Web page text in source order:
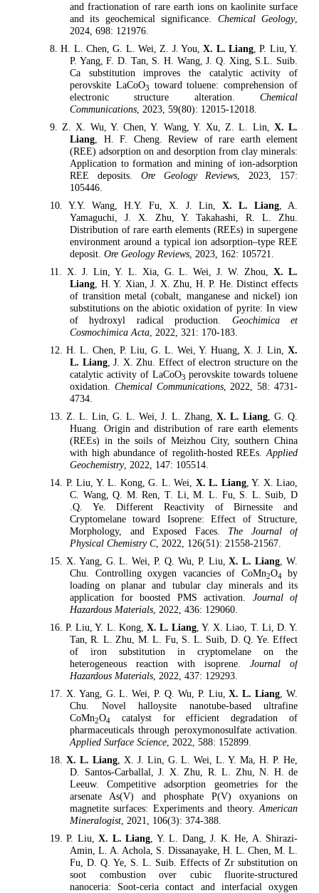
and fractionation of rare earth ions on kaolinite surface
and its geochemical significance. Chemical Geology,
2024, 698: 121976.
8. H. L. Chen, G. L. Wei, Z. J. You,X. L. Liang, P. Liu, Y.
P. Yang, F. D. Tan, S. H. Wang, J. Q. Xing, S.L. Suib.
Ca substitution improves the catalytic activity of
perovskite LaCoO3
toward toluene: comprehension of
electronic structure alteration. Chemical
Communications, 2023, 59(80): 12015-12018.
9. Z. X. Wu, Y. Chen, Y. Wang, Y. Xu, Z. L. Lin, X. L.
Liang, H. F. Cheng. Review of rare earth element
(REE) adsorption on and desorption from clay minerals:
Application to formation and mining of ion-adsorption
REE deposits. Ore Geology Reviews, 2023, 157:
105446.
10. Y.Y. Wang, H.Y. Fu, X. J. Lin, X. L. Liang, A.
Yamaguchi, J. X. Zhu, Y. Takahashi, R. L. Zhu.
Distribution of rare earth elements (REEs) in supergene
environment around a typical ion adsorption–type REE
deposit. Ore Geology Reviews, 2023, 162: 105721.
11. X. J. Lin, Y. L. Xia, G. L. Wei, J. W. Zhou,X. L.
Liang, H. Y. Xian, J. X. Zhu, H. P. He. Distinct effects
of transition metal (cobalt, manganese and nickel) ion
substitutions on the abiotic oxidation of pyrite: In view
of hydroxyl radical production. Geochimica et
Cosmochimica Acta, 2022, 321: 170-183.
12. H. L. Chen, P. Liu, G. L. Wei, Y. Huang, X. J. Lin, X.
L. Liang, J. X. Zhu. Effect of electron structure on the
catalytic activity of LaCoO3 perovskite towards toluene
oxidation. Chemical Communications, 2022, 58: 4731-
4734.
13. Z. L. Lin, G. L. Wei, J. L. Zhang, X. L. Liang, G. Q.
Huang. Origin and distribution of rare earth elements
(REEs) in the soils of Meizhou City, southern China
with high abundance of regolith-hosted REEs.Applied
Geochemistry, 2022, 147: 105514.
14. P. Liu, Y. L. Kong, G. L. Wei, X. L. Liang, Y. X. Liao,
C. Wang, Q. M. Ren, T. Li, M. L. Fu, S. L. Suib, D
.Q. Ye. Different Reactivity of Birnessite and
Cryptomelane toward Isoprene: Effect of Structure,
Morphology, and Exposed Faces. The Journal of
Physical Chemistry C, 2022, 126(51): 21558-21567.
15. X. Yang, G. L. Wei, P. Q. Wu, P. Liu,X. L. Liang, W.
Chu. Controlling oxygen vacancies of CoMn2O4
by
loading on planar and tubular clay minerals and its
application for boosted PMS activation. Journal of
Hazardous Materials, 2022, 436: 129060.
16. P. Liu, Y. L. Kong, X. L. Liang, Y. X. Liao, T. Li, D. Y.
Tan, R. L. Zhu, M. L. Fu, S. L. Suib, D. Q. Ye. Effect
of iron substitution in cryptomelane on the
heterogeneous reaction with isoprene. Journal of
Hazardous Materials, 2022, 437: 129293.
17. X. Yang, G. L. Wei, P. Q. Wu, P. Liu,X. L. Liang, W.
Chu. Novel halloysite nanotube-based ultrafine
CoMn2O4
catalyst for efficient degradation of
pharmaceuticals through peroxymonosulfate activation.
Applied Surface Science, 2022, 588: 152899.
18. X. L. Liang, X. J. Lin, G. L. Wei, L. Y. Ma, H. P. He,
D. Santos-Carballal, J. X. Zhu, R. L. Zhu, N. H. de
Leeuw. Competitive adsorption geometries for the
arsenate As(V) and phosphate P(V) oxyanions on
magnetite surfaces: Experiments and theory.American
Mineralogist, 2021, 106(3): 374-388.
19. P. Liu,X. L. Liang, Y. L. Dang, J. K. He, A. Shirazi-
Amin, L. A. Achola, S. Dissanayake, H. L. Chen, M. L.
Fu, D. Q. Ye, S. L. Suib. Effects of Zr substitution on
soot combustion over cubic fluorite-structured
nanoceria: Soot-ceria contact and interfacial oxygen